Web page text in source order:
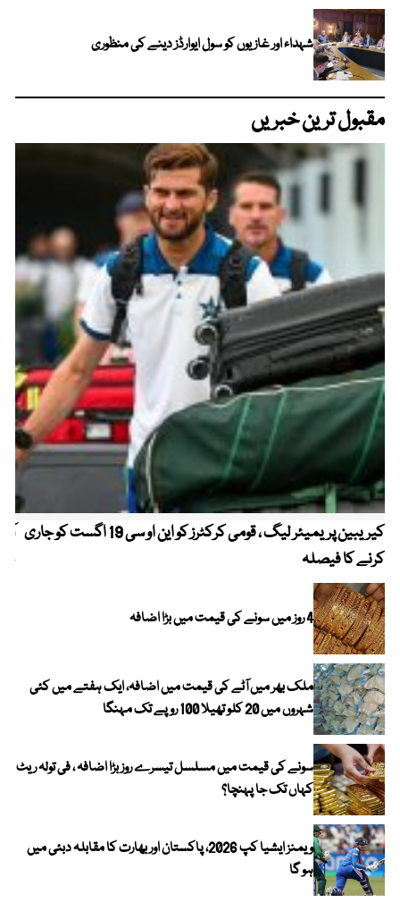
شہداء اور غازیوں کو سول ایوارڈز دینے کی منظوری
مقبول ترین خبریں
کیریبین پریمیئر لیگ ، قومی کرکٹرز کو این او سی 19 اگست کو جاری
کرنے کا فیصلہ
4 روز میں سونے کی قیمت میں بڑا اضافہ
ملک بھر میں آٹے کی قیمت میں اضافہ، ایک ہفتے میں کئی
شہروں میں 20 کلو تھیلا 100 روپے تک مہنگا
سونے کی قیمت میں مسلسل تیسرے روز بڑا اضافہ ، فی تولہ ریٹ
کہاں تک جا پہنچا؟
ویمنز ایشیا کپ 2026، پاکستان اور بھارت کا مقابلہ دبئی میں
ہو گا